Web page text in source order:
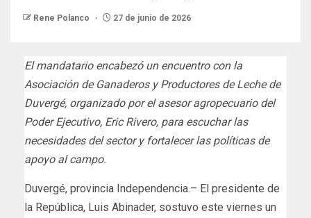
Rene Polanco 27 de junio de 2026
El mandatario encabezó un encuentro con la
Asociación de Ganaderos y Productores de Leche de
Duvergé, organizado por el asesor agropecuario del
Poder Ejecutivo, Eric Rivero, para escuchar las
necesidades del sector y fortalecer las políticas de
apoyo al campo.
Duvergé, provincia Independencia.– El presidente de
la República, Luis Abinader, sostuvo este viernes un